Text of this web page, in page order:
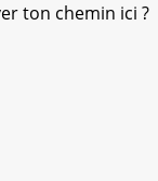
ton chemin ici ?